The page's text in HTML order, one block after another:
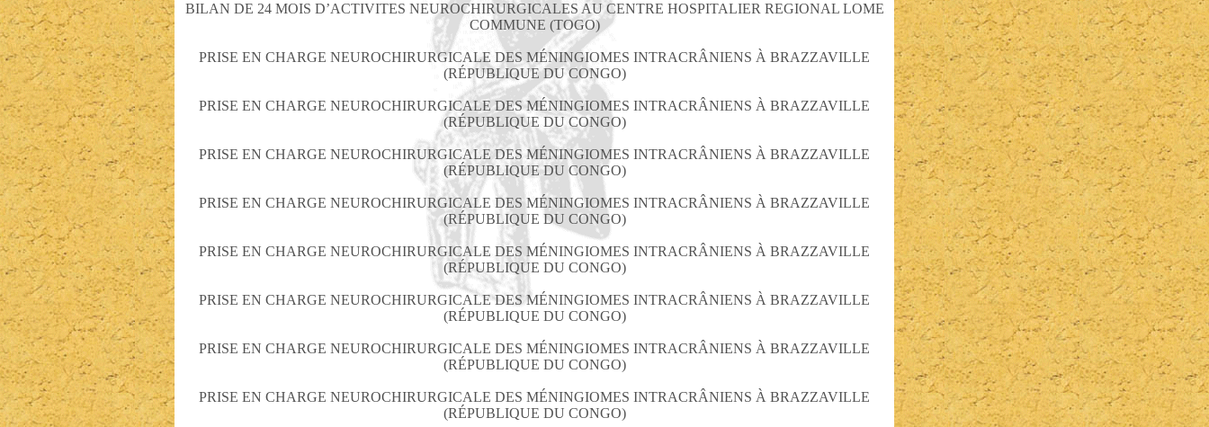
BILAN DE 24 MOIS D’ACTIVITES NEUROCHIRURGICALES AU CENTRE HOSPITALIER REGIONAL LOME
COMMUNE (TOGO)
PRISE EN CHARGE NEUROCHIRURGICALE DES MÉNINGIOMES INTRACRÂNIENS À BRAZZAVILLE
(RÉPUBLIQUE DU CONGO)
PRISE EN CHARGE NEUROCHIRURGICALE DES MÉNINGIOMES INTRACRÂNIENS À BRAZZAVILLE
(RÉPUBLIQUE DU CONGO)
PRISE EN CHARGE NEUROCHIRURGICALE DES MÉNINGIOMES INTRACRÂNIENS À BRAZZAVILLE
(RÉPUBLIQUE DU CONGO)
PRISE EN CHARGE NEUROCHIRURGICALE DES MÉNINGIOMES INTRACRÂNIENS À BRAZZAVILLE
(RÉPUBLIQUE DU CONGO)
PRISE EN CHARGE NEUROCHIRURGICALE DES MÉNINGIOMES INTRACRÂNIENS À BRAZZAVILLE
(RÉPUBLIQUE DU CONGO)
PRISE EN CHARGE NEUROCHIRURGICALE DES MÉNINGIOMES INTRACRÂNIENS À BRAZZAVILLE
(RÉPUBLIQUE DU CONGO)
PRISE EN CHARGE NEUROCHIRURGICALE DES MÉNINGIOMES INTRACRÂNIENS À BRAZZAVILLE
(RÉPUBLIQUE DU CONGO)
PRISE EN CHARGE NEUROCHIRURGICALE DES MÉNINGIOMES INTRACRÂNIENS À BRAZZAVILLE
(RÉPUBLIQUE DU CONGO)